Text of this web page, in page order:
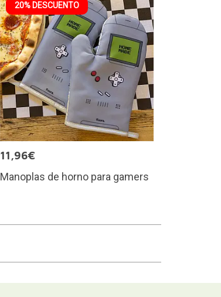
20% DESCUENTO
11,96€
Manoplas de horno para gamers